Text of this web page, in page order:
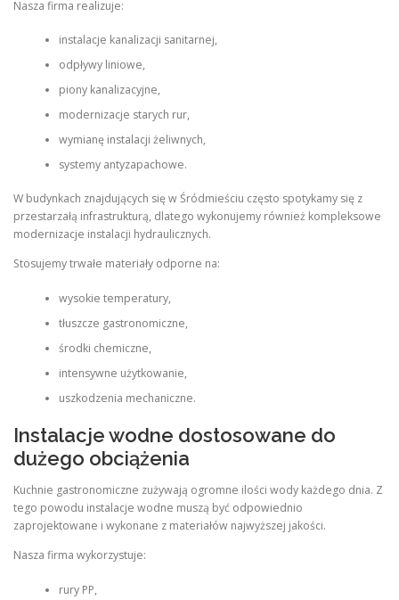
Nasza firma realizuje:
instalacje kanalizacji sanitarnej,
odpływy liniowe,
piony kanalizacyjne,
modernizacje starych rur,
wymianę instalacji żeliwnych,
systemy antyzapachowe.
W budynkach znajdujących się w Śródmieściu często spotykamy się z
przestarzałą infrastrukturą, dlatego wykonujemy również kompleksowe
modernizacje instalacji hydraulicznych.
Stosujemy trwałe materiały odporne na:
wysokie temperatury,
tłuszcze gastronomiczne,
środki chemiczne,
intensywne użytkowanie,
uszkodzenia mechaniczne.
Instalacje wodne dostosowane do
dużego obciążenia
Kuchnie gastronomiczne zużywają ogromne ilości wody każdego dnia. Z
tego powodu instalacje wodne muszą być odpowiednio
zaprojektowane i wykonane z materiałów najwyższej jakości.
Nasza firma wykorzystuje:
rury PP,